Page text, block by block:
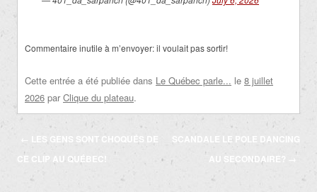
Commentaire inutile à m’envoyer: il voulait pas sortir!
Cette entrée a été publiée dans Le Québec parle... le 8 juillet
2026 par Clique du plateau.
Navigation
des
articles
LES GENS SONT CHOQUÉS DE
CE CLIP AU QUÉBEC!
SCANDALE LE POLE DANCING
AU SECONDAIRE? →